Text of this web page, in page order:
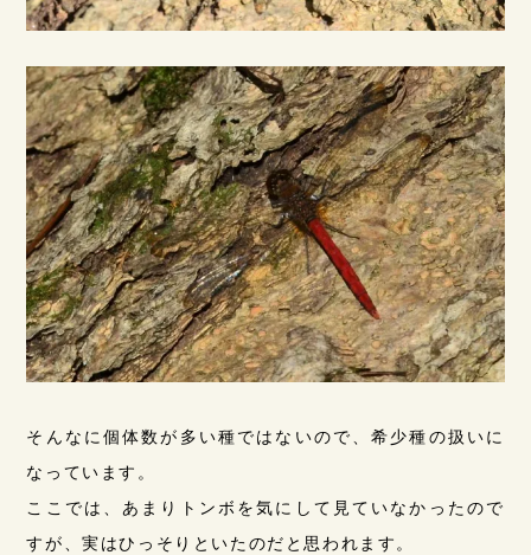
そんなに個体数が多い種ではないので、希少種の扱いに
なっています。
ここでは、あまりトンボを気にして見ていなかったので
すが、実はひっそりといたのだと思われます。